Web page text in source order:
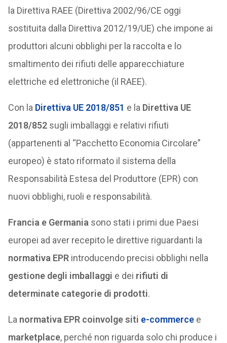
la Direttiva RAEE (Direttiva 2002/96/CE oggi
sostituita dalla Direttiva 2012/19/UE) che impone ai
produttori alcuni obblighi per la raccolta e lo
smaltimento dei rifiuti delle apparecchiature
elettriche ed elettroniche (il RAEE).
Con la Direttiva UE 2018/851 e la Direttiva UE
2018/852 sugli imballaggi e relativi rifiuti
(appartenenti al “Pacchetto Economia Circolare”
europeo) è stato riformato il sistema della
Responsabilità Estesa del Produttore (EPR) con
nuovi obblighi, ruoli e responsabilità.
Francia e Germania sono stati i primi due Paesi
europei ad aver recepito le direttive riguardanti la
normativa EPRintroducendo precisi obblighi nella
gestione degli imballaggi e dei rifiuti di
determinate categorie di prodotti.
La normativa EPR coinvolge siti e-commerce e
marketplace, perché non riguarda solo chi produce i